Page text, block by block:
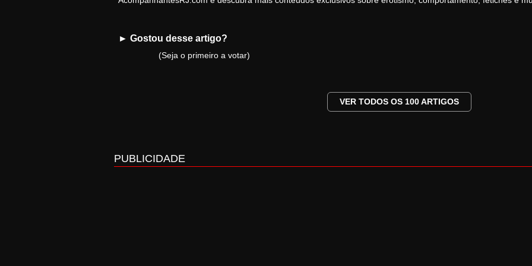
► Gostou desse artigo?
(Seja o primeiro a votar)
VER TODOS OS 100 ARTIGOS
PUBLICIDADE